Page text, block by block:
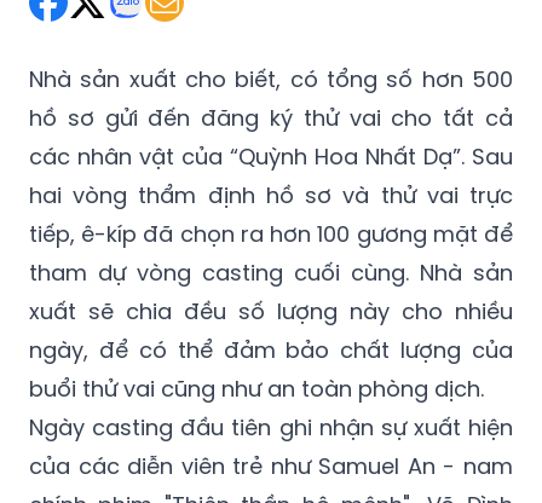
Nhà sản xuất cho biết, có tổng số hơn 500
các nhân vật của “Quỳnh Hoa Nhất Dạ”. Sau
hai vòng thẩm định hồ sơ và thử vai trực
tiếp, ê-kíp đã chọn ra hơn 100 gương mặt để
tham dự vòng casting cuối cùng. Nhà sản
xuất sẽ chia đều số lượng này cho nhiều
ngày, để có thể đảm bảo chất lượng của
buổi thử vai cũng như an toàn phòng dịch.
Ngày casting đầu tiên ghi nhận sự xuất hiện
của các diễn viên trẻ như Samuel An - nam
chính phim "Thiên thần hộ mệnh", Võ Đình
Hiếu, Xuân Phúc, Hồ Thu Anh… cùng nhiều